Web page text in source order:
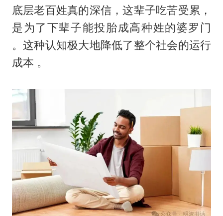
底层老百姓真的深信，这辈子吃苦受累，
是为了下辈子能投胎成高种姓的婆罗门
。这种认知极大地降低了整个社会的运行
成本 。